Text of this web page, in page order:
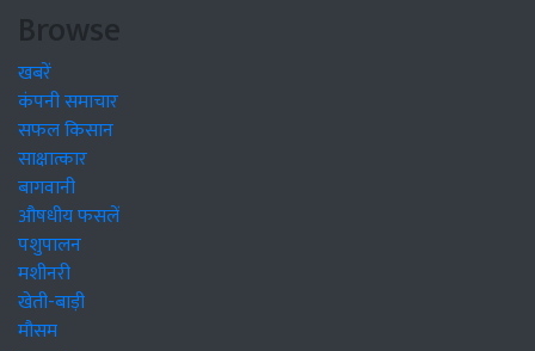
Browse
खबरें
कंपनी समाचार
सफल किसान
साक्षात्कार
बागवानी
औषधीय फसलें
पशुपालन
मशीनरी
खेती-बाड़ी
मौसम